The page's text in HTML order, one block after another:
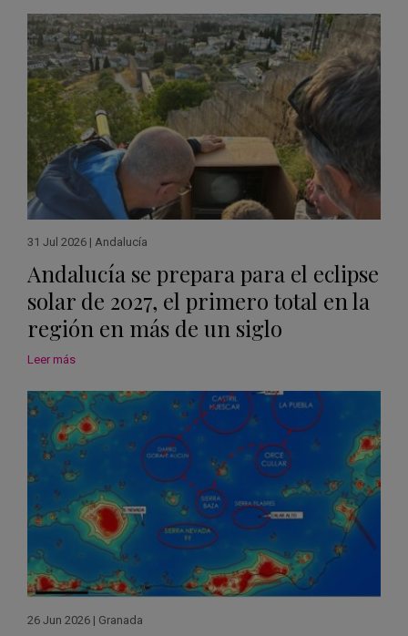
31 Jul 2026 | Andalucía
Andalucía se prepara para el eclipse
solar de 2027, el primero total en la
región en más de un siglo
Leer más
26 Jun 2026 | Granada